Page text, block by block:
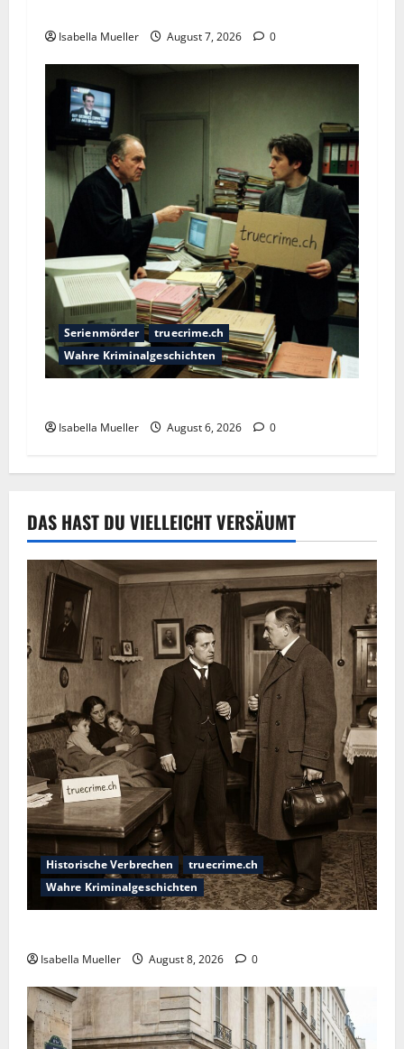
Isabella Mueller August 7, 2026 0
Serienmörder
truecrime.ch
Wahre Kriminalgeschichten
Isabella Mueller August 6, 2026 0
DAS HAST DU VIELLEICHT VERSÄUMT
Historische Verbrechen
truecrime.ch
Wahre Kriminalgeschichten
Isabella Mueller August 8, 2026 0